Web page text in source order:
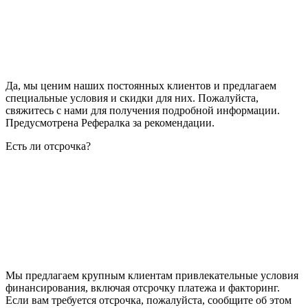
Да, мы ценим наших постоянных клиентов и предлагаем
специальные условия и скидки для них. Пожалуйста,
свяжитесь с нами для получения подробной информации.
Предусмотрена Рефералка за рекомендации.
Есть ли отсрочка?
Мы предлагаем крупным клиентам привлекательные условия
финансирования, включая отсрочку платежа и факторинг.
Если вам требуется отсрочка, пожалуйста, сообщите об этом